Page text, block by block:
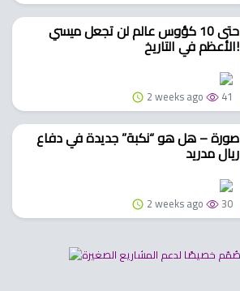
حتى 10 كؤوس عالم لن تجعل ميسي
الأعظم في التاريخ!
2 weeks ago 41
صورة – هل هو “نكبة” جديدة في دفاع
ريال مدريد
2 weeks ago 30